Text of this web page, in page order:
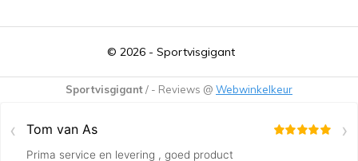
© 2026 - Sportvisgigant
Sportvisgigant/ - Reviews @ Webwinkelkeur